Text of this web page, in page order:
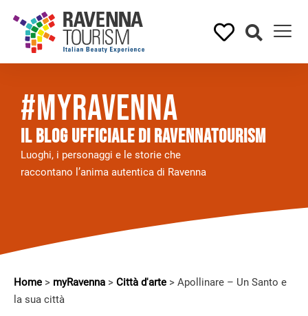
#myRavenna
Il BLOG UFFICIALE DI RAVENNATOURISM
Luoghi, i personaggi e le storie che
raccontano l’anima autentica di Ravenna
Home > myRavenna > Città d'arte > Apollinare – Un Santo e
la sua città